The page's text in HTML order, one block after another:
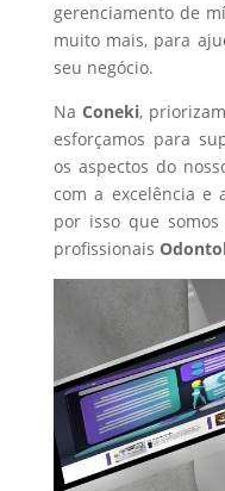
gerenciamento de
muito mais, para
seu negócio.
Na Coneki,
esforçamos para
os aspectos do
com a excelência e
por isso que
profissionais